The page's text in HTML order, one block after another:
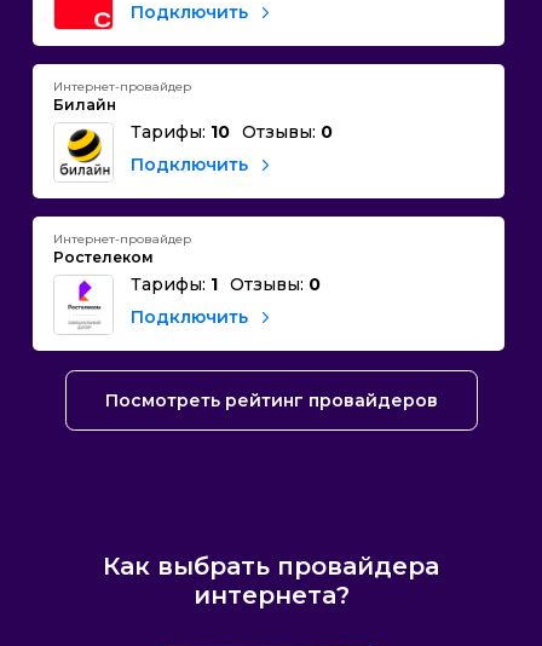
Подключить
Интернет-провайдер
Билайн
Тарифы: 10 Отзывы: 0
Подключить
Интернет-провайдер
Ростелеком
Тарифы: 1 Отзывы: 0
Подключить
Посмотреть рейтинг провайдеров
Как выбрать провайдера
интернета?